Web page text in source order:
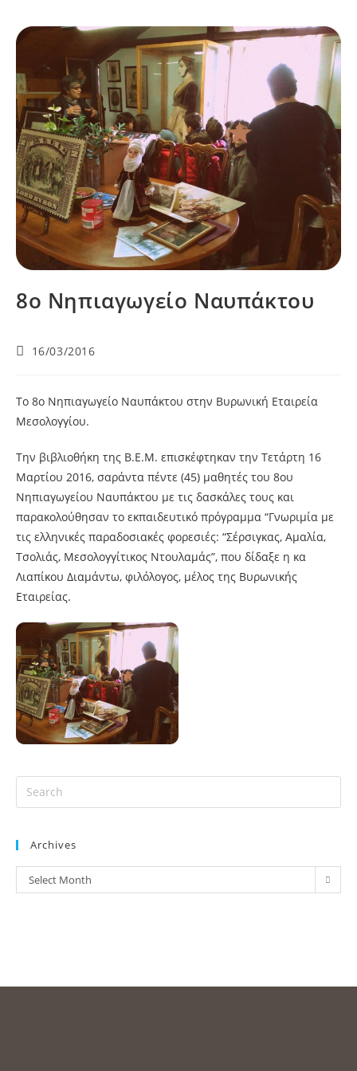
8ο Νηπιαγωγείο Ναυπάκτου
16/03/2016
Το 8ο Νηπιαγωγείο Ναυπάκτου στην Βυρωνική Εταιρεία
Μεσολογγίου.
Την βιβλιοθήκη της Β.Ε.Μ. επισκέφτηκαν την Τετάρτη 16
Μαρτίου 2016, σαράντα πέντε (45) μαθητές του 8ου
Νηπιαγωγείου Ναυπάκτου με τις δασκάλες τους και
παρακολούθησαν το εκπαιδευτικό πρόγραμμα “Γνωριμία με
τις ελληνικές παραδοσιακές φορεσιές: “Σέρσιγκας, Αμαλία,
Τσολιάς, Μεσολογγίτικος Ντουλαμάς”, που δίδαξε η κα
Λιαπίκου Διαμάντω, φιλόλογος, μέλος της Βυρωνικής
Εταιρείας.
Archives
Select Month